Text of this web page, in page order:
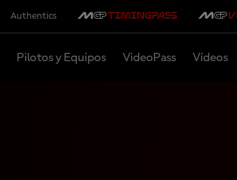
Authentics
Pilotos y Equipos VideoPass Vídeos